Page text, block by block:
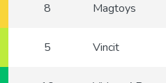
8 Magtoys
5 Vincit